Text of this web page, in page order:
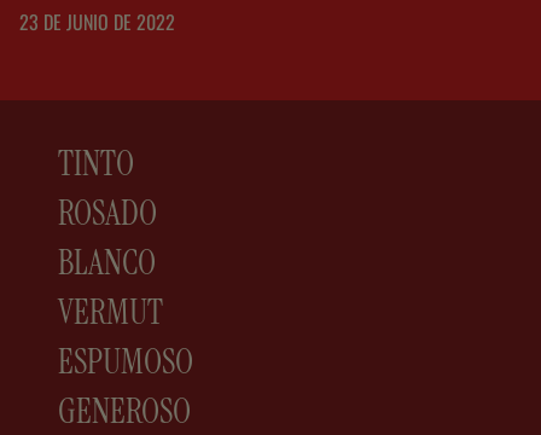
23 DE JUNIO DE 2022
TINTO
ROSADO
BLANCO
VERMUT
ESPUMOSO
GENEROSO